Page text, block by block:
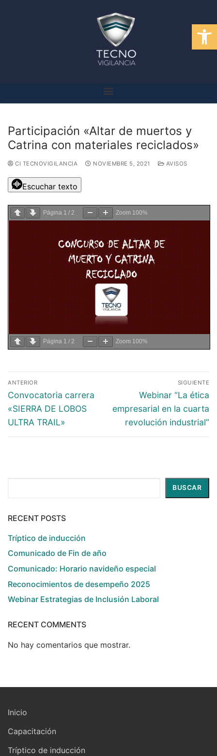
Abrir
Participación «Altar de muertos y
Catrina con materiales reciclados»
CI TECNOVIGILANCIA NOVIEMBRE 5, 2021 AVISOS
Escuchar texto
Página 1 / 2 Zoom 100%
Página 1 / 2 Zoom 100%
ANTERIOR
Convocatoria carrera
«SIERRA DE LOBOS
ULTRA TRAIL»
SIGUIENTE
Webinar “La ética
empresarial en la cuarta
revolución industrial”
BUSCAR
RECENT POSTS
Tríptico de inducción
Comunicado de Fin de año
Comunicado: Horario navideño especial
Reconocimientos de desempeño 2025
Webinar Estrategias de Inclusión Laboral
RECENT COMMENTS
No hay comentarios que mostrar.
Inicio
Capacitación
Tríptico de inducción